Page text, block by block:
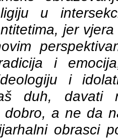
u
jer
i
i
duh, davati
a ne da
obrasci